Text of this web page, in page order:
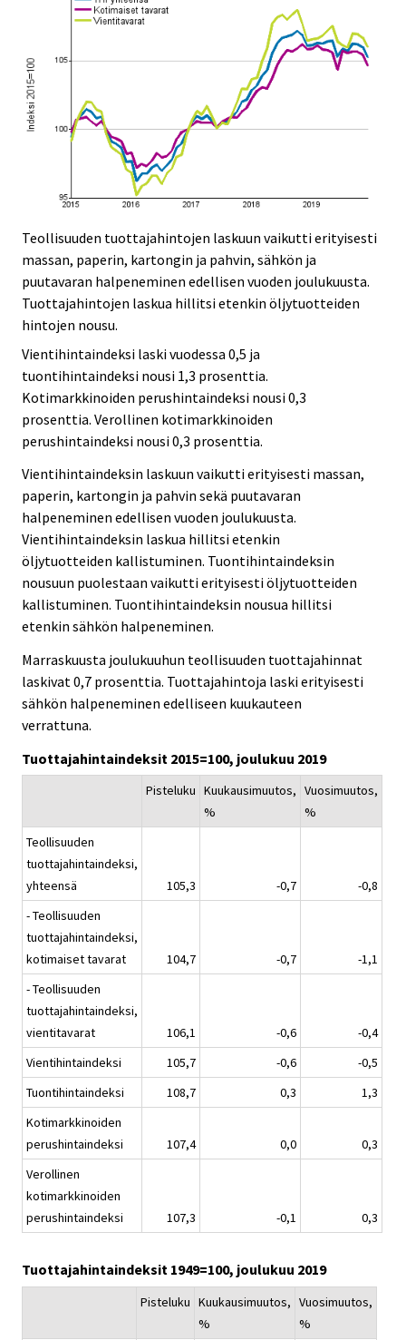
Teollisuuden tuottajahintojen laskuun vaikutti erityisesti
massan, paperin, kartongin ja pahvin, sähkön ja
puutavaran halpeneminen edellisen vuoden joulukuusta.
Tuottajahintojen laskua hillitsi etenkin öljytuotteiden
hintojen nousu.
Vientihintaindeksi laski vuodessa 0,5 ja
tuontihintaindeksi nousi 1,3 prosenttia.
Kotimarkkinoiden perushintaindeksi nousi 0,3
prosenttia. Verollinen kotimarkkinoiden
perushintaindeksi nousi 0,3 prosenttia.
Vientihintaindeksin laskuun vaikutti erityisesti massan,
paperin, kartongin ja pahvin sekä puutavaran
halpeneminen edellisen vuoden joulukuusta.
Vientihintaindeksin laskua hillitsi etenkin
öljytuotteiden kallistuminen. Tuontihintaindeksin
nousuun puolestaan vaikutti erityisesti öljytuotteiden
kallistuminen. Tuontihintaindeksin nousua hillitsi
etenkin sähkön halpeneminen.
Marraskuusta joulukuuhun teollisuuden tuottajahinnat
laskivat 0,7 prosenttia. Tuottajahintoja laski erityisesti
sähkön halpeneminen edelliseen kuukauteen
verrattuna.
Tuottajahintaindeksit 2015=100, joulukuu 2019
Pisteluku Kuukausimuutos,
%
Vuosimuutos,
%
Teollisuuden
tuottajahintaindeksi,
yhteensä
105,3 -0,7
-0,8
- Teollisuuden
tuottajahintaindeksi,
kotimaiset tavarat
104,7 -0,7
-1,1
- Teollisuuden
tuottajahintaindeksi,
vientitavarat
106,1 -0,6
-0,4
Vientihintaindeksi
105,7 -0,6
-0,5
Tuontihintaindeksi
108,7 0,3
1,3
Kotimarkkinoiden
perushintaindeksi
107,4 0,0
0,3
Verollinen
kotimarkkinoiden
perushintaindeksi
107,3 -0,1 0,3
Tuottajahintaindeksit 1949=100, joulukuu 2019
Pisteluku Kuukausimuutos,
%
Vuosimuutos,
%